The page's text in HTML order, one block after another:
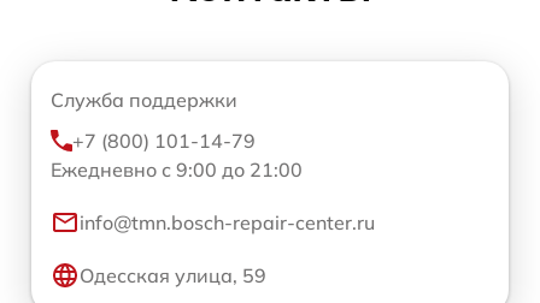
Служба поддержки
+7 (800) 101-14-79
Ежедневно с 9:00 до 21:00
info@tmn.bosch-repair-center.ru
Одесская улица, 59